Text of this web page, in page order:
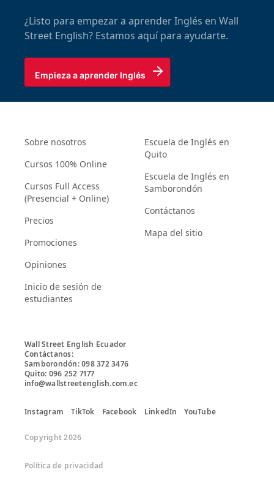
¿Listo para empezar a aprender Inglés en Wall
Street English? Estamos aquí para ayudarte.
Empieza a aprender Inglés
Sobre nosotros
Cursos 100% Online
Cursos Full Access
(Presencial + Online)
Precios
Promociones
Opiniones
Inicio de sesión de
estudiantes
Escuela de Inglés en
Quito
Escuela de Inglés en
Samborondón
Contáctanos
Mapa del sitio
Wall Street English Ecuador
Contáctanos:
Samborondón: 098 372 3476
Quito: 096 252 7177
info@wallstreetenglish.com.ec
Instagram TikTok Facebook LinkedIn YouTube
Copyright 2026
Política de privacidad